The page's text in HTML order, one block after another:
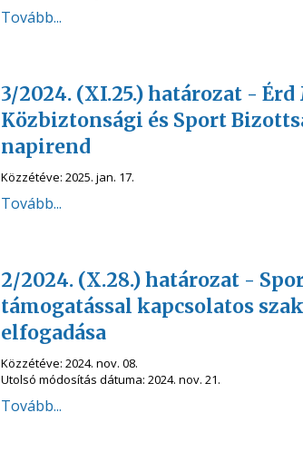
Tovább...
3/2024. (XI.25.) határozat -
Közbiztonsági és Sport
napirend
Közzétéve: 2025. jan. 17.
Tovább...
2/2024. (X.28.) határozat -
támogatással kapcsolatos
elfogadása
Közzétéve: 2024. nov. 08.
Utolsó módosítás dátuma: 2024. nov. 21.
Tovább...